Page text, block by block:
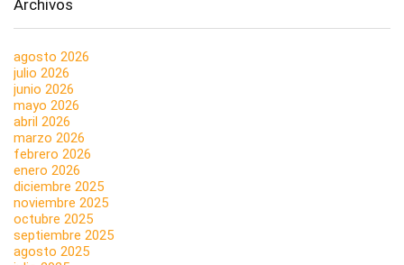
Archivos
agosto 2026
julio 2026
junio 2026
mayo 2026
abril 2026
marzo 2026
febrero 2026
enero 2026
diciembre 2025
noviembre 2025
octubre 2025
septiembre 2025
agosto 2025